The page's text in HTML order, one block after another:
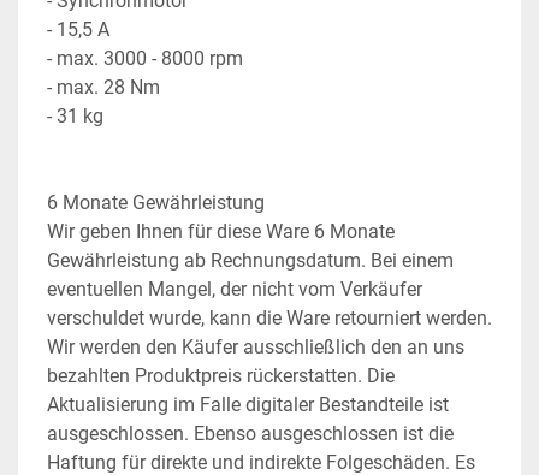
- 15,5 A
- max. 3000 - 8000 rpm
- max. 28 Nm
- 31 kg
6 Monate Gewährleistung
Wir geben Ihnen für diese Ware 6 Monate
Gewährleistung ab Rechnungsdatum. Bei einem
eventuellen Mangel, der nicht vom Verkäufer
verschuldet wurde, kann die Ware retourniert werden.
Wir werden den Käufer ausschließlich den an uns
bezahlten Produktpreis rückerstatten. Die
Aktualisierung im Falle digitaler Bestandteile ist
ausgeschlossen. Ebenso ausgeschlossen ist die
Haftung für direkte und indirekte Folgeschäden. Es